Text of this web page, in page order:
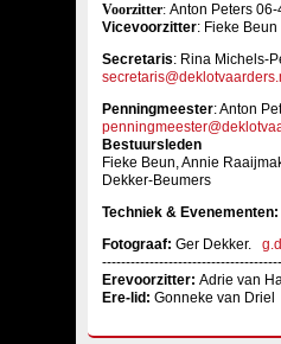
Voorzitter: Anton Peters
Vicevoorzitter: Fieke Beun
Secretaris: Rina Michels-
Penningmeester: Anton
Bestuursleden
Fieke Beun, Annie
Dekker-Beumers
Techniek & Evenementen:
Fotograaf: Ger Dekker.
Erevoorzitter: Adrie van
Ere-lid: Gonneke van Driel